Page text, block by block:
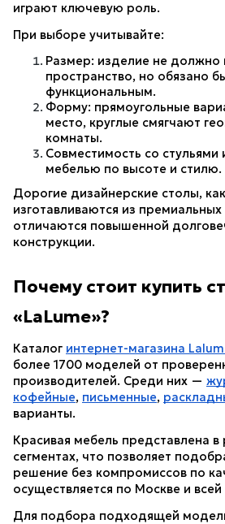
играют ключевую роль.
При выборе учитывайте:
Размер: изделие не должно
пространство, но обязано
функциональным.
Форму: прямоугольные
место, круглые смягчают
комнаты.
Совместимость со стульями
мебелью по высоте и стилю.
Дорогие дизайнерские столы,
изготавливаются из
отличаются повышенной
конструкции.
Почему стоит купить
«LaLume»?
Каталог интернет-магазина
более 1700 моделей от
производителей. Среди них —
кофейные, письменные,
варианты.
Красивая мебель представлена
сегментах, что позволяет
решение без компромиссов по
осуществляется по Москве и всей
Для подбора подходящей